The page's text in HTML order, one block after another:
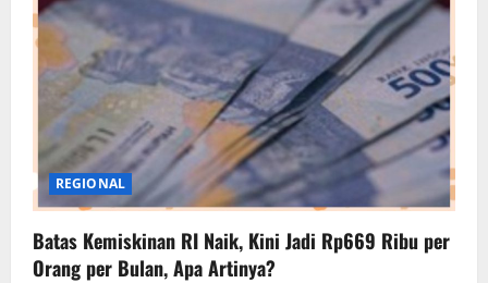
REGIONAL
Batas Kemiskinan RI Naik, Kini Jadi Rp669 Ribu per
Orang per Bulan, Apa Artinya?